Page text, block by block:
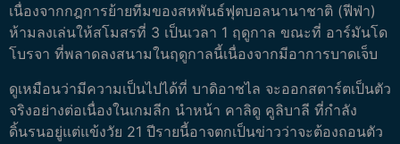
เนื่องจากกฎการย้ายทีมของสหพันธ์ฟุตบอลนานาชาติ (ฟีฟ่า)
ห้ามลงเล่นให้สโมสรที่ 3 เป็นเวลา 1 ฤดูกาล ขณะที่ อาร์มันโด
โบรจา ที่พลาดลงสนามในฤดูกาลนี้เนื่องจากมีอาการบาดเจ็บ
ดูเหมือนว่ามีความเป็นไปได้ที่ บาดิอาชไล จะออกสตาร์ตเป็นตัว
จริงอย่างต่อเนื่องในเกมลีก นำหน้า คาลิดู คูลิบาลี ที่กำลัง
ดิ้นรนอยู่แต่แข้งวัย 21 ปีรายนี้อาจตกเป็นข่าวว่าจะต้องถอนตัว